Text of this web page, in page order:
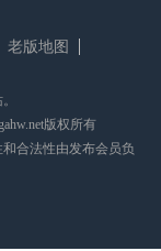
老版地图
。
版权所有
合法性由发布会员负